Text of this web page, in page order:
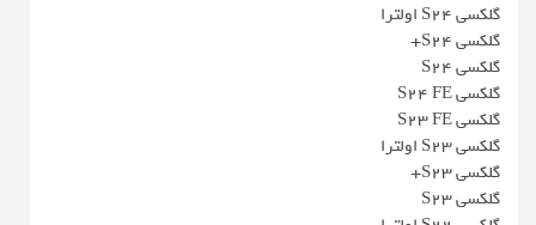
گلکسی S24 اولترا
گلکسی S24+
گلکسی S24
گلکسی S24 FE
گلکسی S23 FE
گلکسی S23 اولترا
گلکسی S23+
گلکسی S23